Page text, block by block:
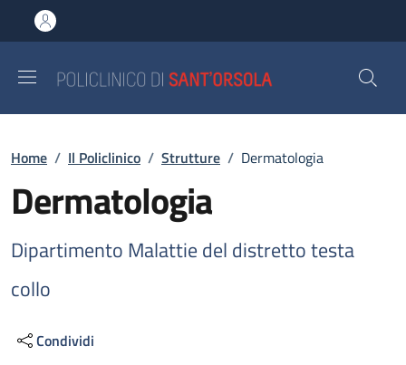
al contenuto principale
to footer content
Briciole di pane
Home / Il Policlinico / Strutture / Dermatologia
Dermatologia
Dipartimento Malattie del distretto testa
collo
Condividi